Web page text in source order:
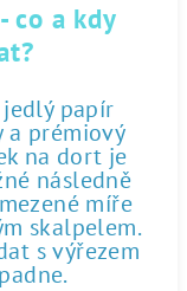
co a kdy
papír
a prémiový
na dort je
následně
míře
skalpelem.
s výřezem